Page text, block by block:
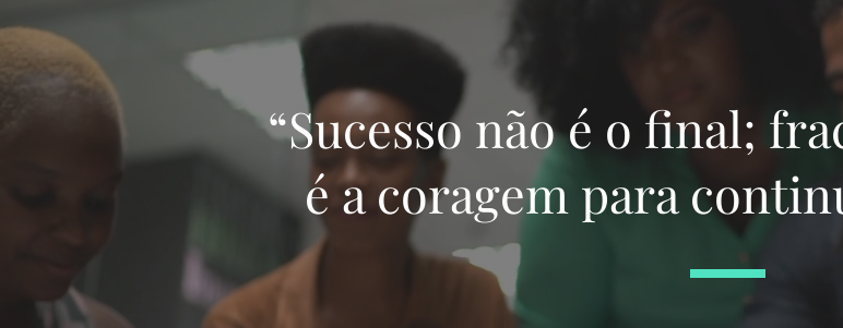
“Sucesso não é o final;
é a coragem para